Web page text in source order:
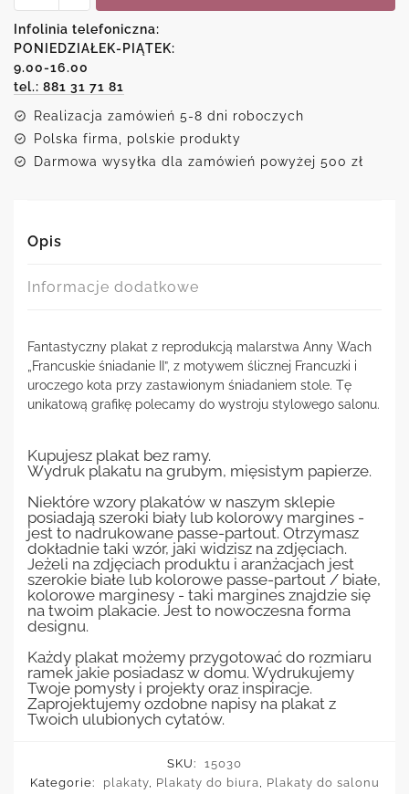
reprodukcją
-
kobieta
i
kot
posiłku
Infolinia telefoniczna:
PONIEDZIAŁEK-PIĄTEK:
9.00-16.00
tel.: 881 31 71 81
Realizacja zamówień 5-8 dni roboczych
Polska firma, polskie produkty
Darmowa wysyłka dla zamówień powyżej 500 zł
Opis
Informacje dodatkowe
Fantastyczny plakat z reprodukcją malarstwa Anny Wach
„Francuskie śniadanie II”, z motywem ślicznej Francuzki i
uroczego kota przy zastawionym śniadaniem stole. Tę
unikatową grafikę polecamy do wystroju stylowego salonu.
Kupujesz plakat bez ramy.
Wydruk plakatu na grubym, mięsistym papierze.
Niektóre wzory plakatów w naszym sklepie
posiadają szeroki biały lub kolorowy margines -
jest to nadrukowane passe-partout. Otrzymasz
dokładnie taki wzór, jaki widzisz na zdjęciach.
Jeżeli na zdjęciach produktu i aranżacjach jest
szerokie białe lub kolorowe passe-partout / białe,
kolorowe marginesy - taki margines znajdzie się
na twoim plakacie. Jest to nowoczesna forma
designu.
Każdy plakat możemy przygotować do rozmiaru
ramek jakie posiadasz w domu. Wydrukujemy
Twoje pomysły i projekty oraz inspiracje.
Zaprojektujemy ozdobne napisy na plakat z
Twoich ulubionych cytatów.
SKU:
15030
Kategorie:
plakaty, Plakaty do biura, Plakaty do salonu